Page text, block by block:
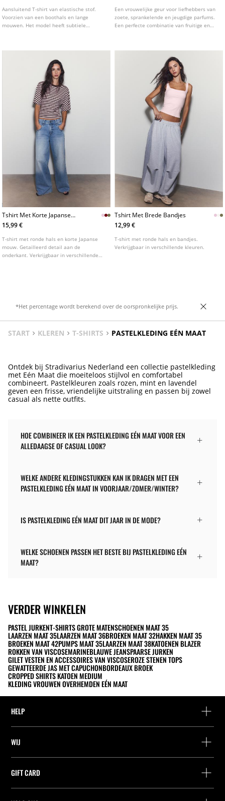
Aansluitend T-shirt van elastische stof.
Voorzien van een boothals en lange
mouwen. Het model heeft subtiele
Een vrouwelijke geur voor liefhebbers van
zoete, sprankelende en jeugdige parfums.
Een perfecte combinatie van fruitige en
Tshirt Met Korte Japanse
Mouw
15,99 €
T-shirt met ronde hals en korte Japanse
mouw. Getailleerd detail aan de
onderkant. Verkrijgbaar in verschillende
Tshirt Met Brede Bandjes
12,99 €
T-shirt met ronde hals en bandjes.
Verkrijgbaar in verschillende kleuren.
*Het percentage wordt berekend over de oorspronkelijke prijs.
START KLEREN T-SHIRTS PASTELKLEDING EÉN MAAT
Ontdek bij Stradivarius Nederland een collectie pastelkleding
met Eén Maat die moeiteloos stijlvol en comfortabel
combineert. Pastelkleuren zoals rozen, mint en lavendel
geven een frisse, vriendelijke uitstraling en passen bij zowel
casual als nette outfits.
HOE COMBINEER IK EEN PASTELKLEDING EÉN MAAT VOOR EEN
ALLEDAAGSE OF CASUAL LOOK?
WELKE ANDERE KLEDINGSTUKKEN KAN IK DRAGEN MET EEN
PASTELKLEDING EÉN MAAT IN VOORJAAR/ZOMER/WINTER?
IS PASTELKLEDING EÉN MAAT DIT JAAR IN DE MODE?
WELKE SCHOENEN PASSEN HET BESTE BIJ PASTELKLEDING EÉN
MAAT?
VERDER WINKELEN
PASTEL JURKENT-SHIRTS GROTE MATENSCHOENEN MAAT 35
LAARZEN MAAT 35LAARZEN MAAT 36BROEKEN MAAT 32HAKKEN MAAT 35
BROEKEN MAAT 42PUMPS MAAT 35LAARZEN MAAT 38KATOENEN BLAZER
ROKKEN VAN VISCOSEMARINEBLAUWE JEANSPAARSE JURKEN
GILET VESTEN EN ACCESSOIRES VAN VISCOSEROZE STENEN TOPS
GEWATTEERDE JAS MET CAPUCHONBORDEAUX BROEK
CROPPED SHIRTS KATOEN MEDIUM
KLEDING VROUWEN OVERHEMDEN EÉN MAAT
HELP
Leveringspunt zoeken
Retournering als gast
WIJ
Zoek een winkel
GIFT CARD